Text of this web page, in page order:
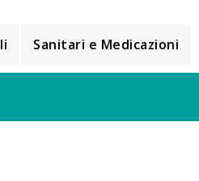
Sanitari e Medicazioni